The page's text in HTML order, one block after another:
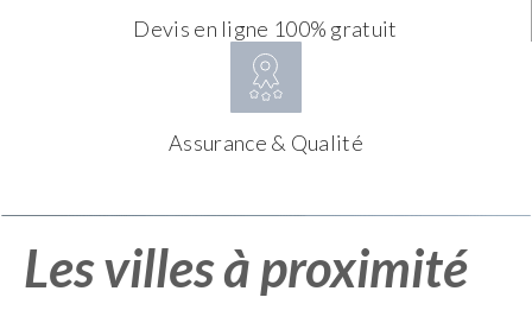
Devis en ligne 100% gratuit
Assurance & Qualité
Les villes à proximité